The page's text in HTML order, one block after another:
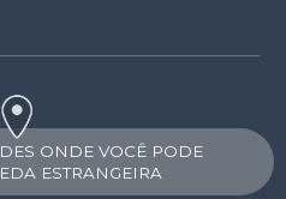
ONDE VOCÊ PODE
ESTRANGEIRA